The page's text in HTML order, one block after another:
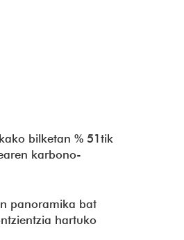
bilketan % 51tik
karbono-
panoramika bat
hartuko